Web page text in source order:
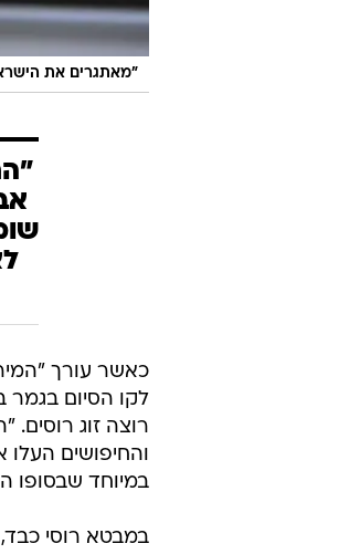
"מאתגרים את
כאשר עורך
לקו הסיום בגמר
רוצה זוג
והחיפושים העלו
במיוחד שבסופו
במבטא רוסי